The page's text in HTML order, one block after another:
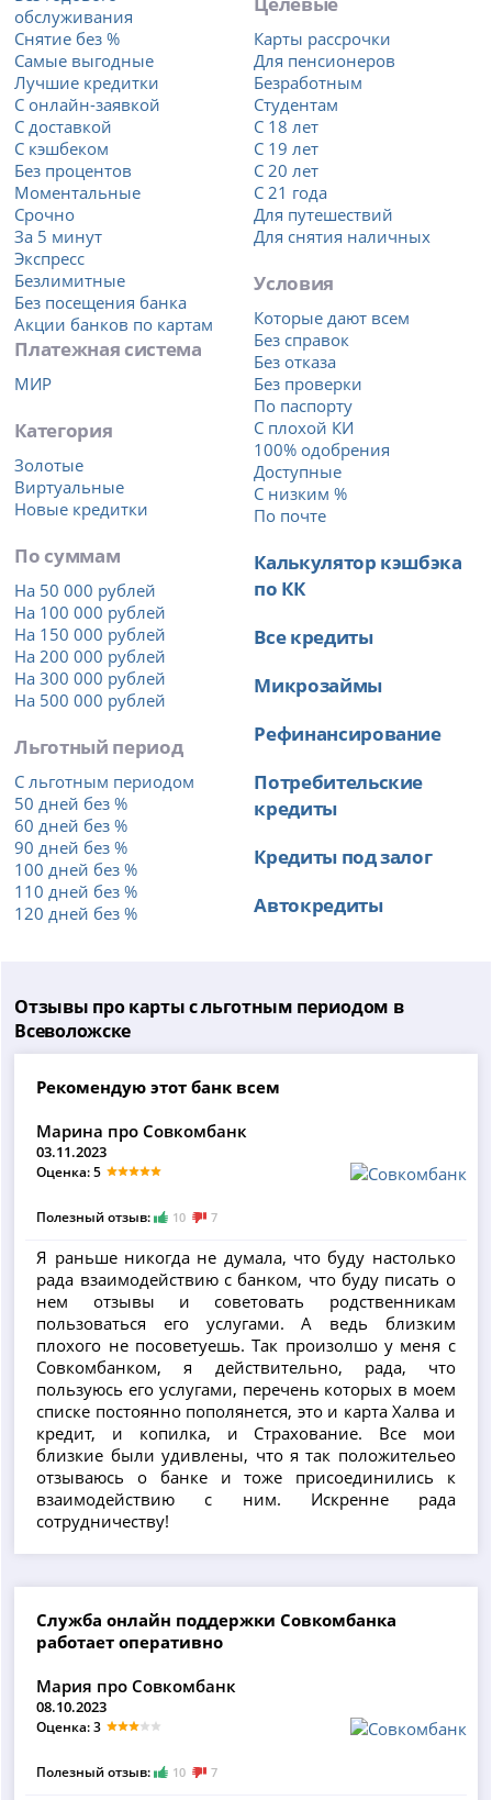
обслуживания
Снятие без %
Самые выгодные
Лучшие кредитки
С онлайн-заявкой
С доставкой
С кэшбеком
Без процентов
Моментальные
Срочно
За 5 минут
Экспресс
Безлимитные
Без посещения банка
Акции банков по картам
Платежная система
МИР
Категория
Золотые
Виртуальные
Новые кредитки
По суммам
На 50 000 рублей
На 100 000 рублей
На 150 000 рублей
На 200 000 рублей
На 300 000 рублей
На 500 000 рублей
Льготный период
С льготным периодом
50 дней без %
60 дней без %
90 дней без %
100 дней без %
110 дней без %
120 дней без %
Карты рассрочки
Для пенсионеров
Безработным
Студентам
С 18 лет
С 19 лет
С 20 лет
С 21 года
Для путешествий
Для снятия наличных
Условия
Которые дают всем
Без справок
Без отказа
Без проверки
По паспорту
С плохой КИ
100% одобрения
Доступные
С низким %
По почте
Калькулятор кэшбэка
по КК
Все кредиты
Микрозаймы
Рефинансирование
Потребительские
кредиты
Кредиты под залог
Автокредиты
Отзывы про карты с льготным периодом в
Всеволожске
Рекомендую этот банк всем
Марина про Совкомбанк
03.11.2023
Оценка: 5
Полезный отзыв: 10 7
Я раньше никогда не думала, что буду настолько
рада взаимодействию с банком, что буду писать о
нем отзывы и советовать родственникам
пользоваться его услугами. А ведь близким
плохого не посоветуешь. Так произолшо у меня с
Совкомбанком, я действительно, рада, что
пользуюсь его услугами, перечень которых в моем
списке постоянно пополянется, это и карта Халва и
кредит, и копилка, и Страхование. Все мои
близкие были удивлены, что я так положительео
отзываюсь о банке и тоже присоединились к
взаимодействию с ним. Искренне рада
сотрудничеству!
Служба онлайн поддержки Совкомбанка
работает оперативно
Мария про Совкомбанк
08.10.2023
Оценка: 3
Полезный отзыв: 10 7